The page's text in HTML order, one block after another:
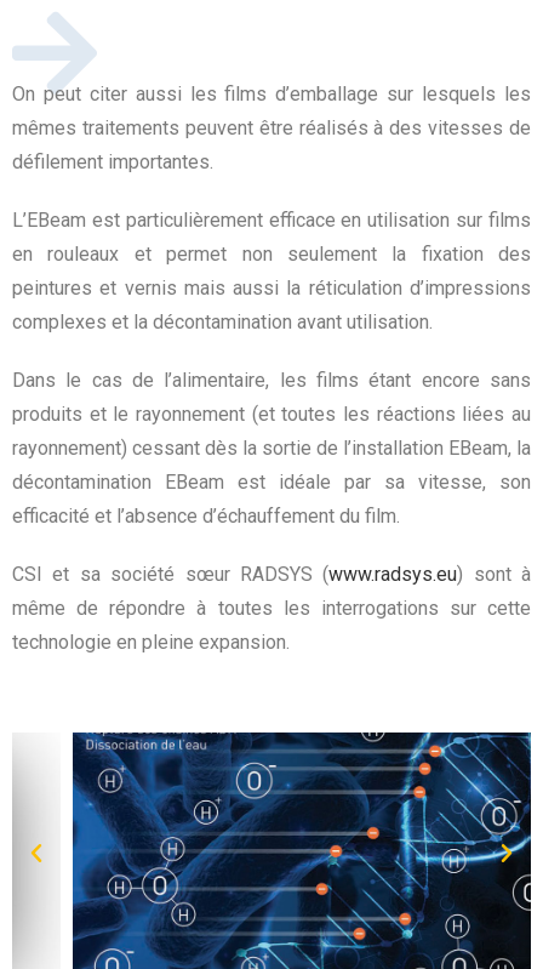
On peut citer aussi les films d’emballage sur lesquels les
mêmes traitements peuvent être réalisés à des vitesses de
défilement importantes.
L’EBeam est particulièrement efficace en utilisation sur films
en rouleaux et permet non seulement la fixation des
peintures et vernis mais aussi la réticulation d’impressions
complexes et la décontamination avant utilisation.
Dans le cas de l’alimentaire, les films étant encore sans
produits et le rayonnement (et toutes les réactions liées au
rayonnement) cessant dès la sortie de l’installation EBeam, la
décontamination EBeam est idéale par sa vitesse, son
efficacité et l’absence d’échauffement du film.
CSI et sa société sœur RADSYS (www.radsys.eu) sont à
même de répondre à toutes les interrogations sur cette
technologie en pleine expansion.